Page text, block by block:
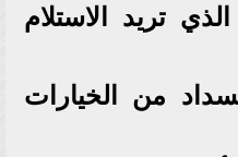
تريد الاستلام
من الخيارات